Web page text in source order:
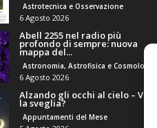
Astrotecnica e Osservazione
6 Agosto 2026
Abell 2255 nel radio più
profondo di sempre: nuova
mappa del...
Astronomia, Astrofisica e Cosmologia
6 Agosto 2026
Alzando gli occhi al cielo – Vale
la sveglia?
Appuntamenti del Mese